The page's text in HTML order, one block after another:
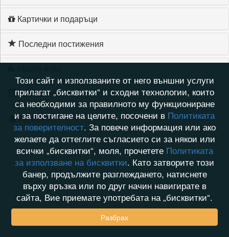
Картички и подаръци
Последни постижения
Хронология на игри
Активност
Този сайт и използваните от него външни услуги
прилагат „бисквитки“ и сходни технологии, които
са необходими за правилното му функциониране
и за постигане на целите, посочени в Политиката
за поверителност. За повече информация или ако
желаете да оттеглите съгласието си за някои или
всички „бисквитки“, моля, прочетете Политиката
за използване на бисквитки. Като затворите този
банер, продължите разглеждането, натиснете
върху връзка или по друг начин навигирате в
сайта, Вие приемате употребата на „бисквитки“.
Разбрах